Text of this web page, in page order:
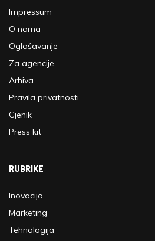
Impressum
O nama
Oglašavanje
Za agencije
Arhiva
Pravila privatnosti
Cjenik
Press kit
RUBRIKE
Inovacija
Marketing
Tehnologija